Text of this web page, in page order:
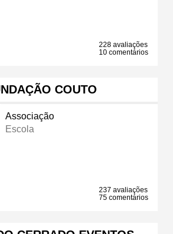
228 avaliações
10 comentários
COUTO
Associação
Escola
237 avaliações
75 comentários